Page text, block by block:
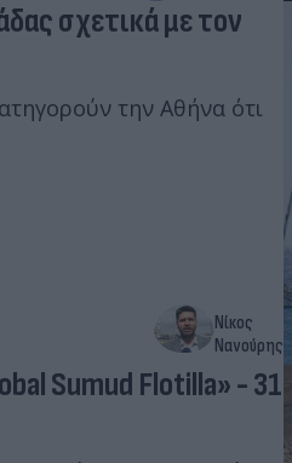
σχετικά με τον
την Αθήνα ότι
Νίκος
Νανούρης
Sumud Flotilla» - 31